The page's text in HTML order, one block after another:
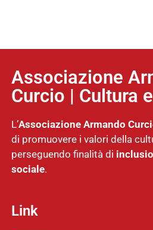
Associazione
Curcio | Cultura
L’Associazione Armando
di promuovere i valori della
perseguendo finalità di
sociale.
Link